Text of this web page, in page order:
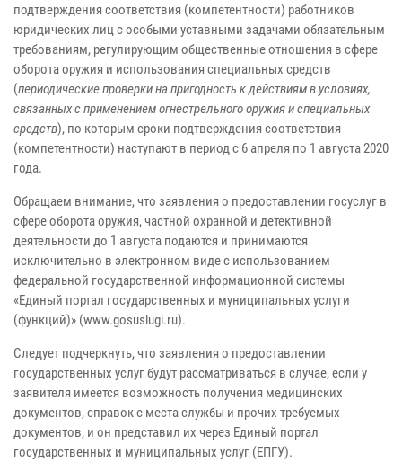
подтверждения соответствия (компетентности) работников
юридических лиц с особыми уставными задачами обязательным
требованиям, регулирующим общественные отношения в сфере
оборота оружия и использования специальных средств
(периодические проверки на пригодность к действиям в условиях,
связанных с применением огнестрельного оружия и специальных
средств), по которым сроки подтверждения соответствия
(компетентности) наступают в период с 6 апреля по 1 августа 2020
года.
Обращаем внимание, что заявления о предоставлении госуслуг в
сфере оборота оружия, частной охранной и детективной
деятельности до 1 августа подаются и принимаются
исключительно в электронном виде с использованием
федеральной государственной информационной системы
«Единый портал государственных и муниципальных услуги
(функций)» (www.gosuslugi.ru).
Следует подчеркнуть, что заявления о предоставлении
государственных услуг будут рассматриваться в случае, если у
заявителя имеется возможность получения медицинских
документов, справок с места службы и прочих требуемых
документов, и он представил их через Единый портал
государственных и муниципальных услуг (ЕПГУ).